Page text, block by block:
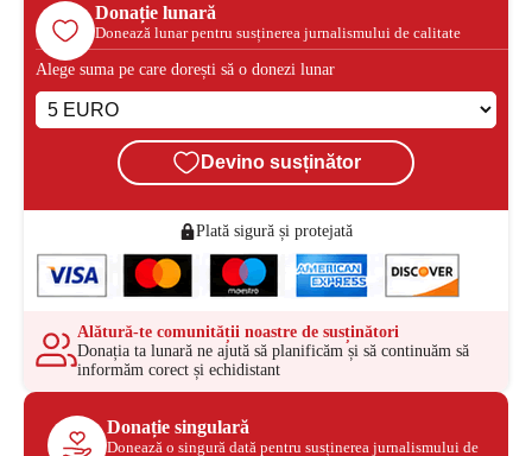
Donație lunară
Donează lunar pentru susținerea jurnalismului de calitate
Alege suma pe care dorești să o donezi lunar
Devino susținător
Plată sigură și protejată
Alătură-te comunității noastre de susținători
Donația ta lunară ne ajută să planificăm și să continuăm să
informăm corect și echidistant
Donație singulară
Donează o singură dată pentru susținerea jurnalismului de